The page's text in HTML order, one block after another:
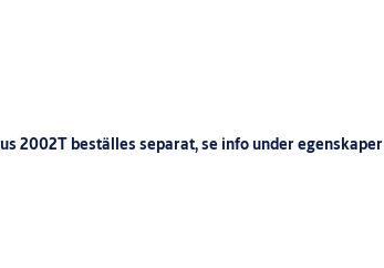
2002T beställes separat, se info under egenskaper